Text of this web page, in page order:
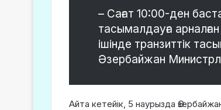
– Сағат 10:00-ден
тасымалдауға
ішінде транзиттік
Әзербайжан
Айта кетейік, 5 наурызда